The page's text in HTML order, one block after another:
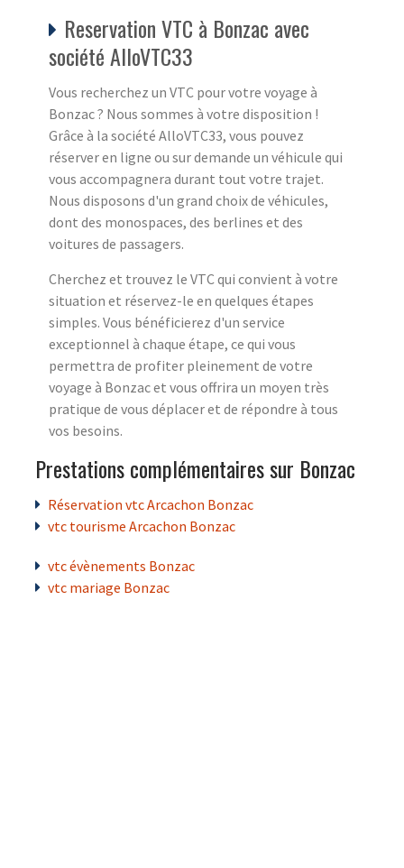
Reservation VTC à Bonzac avec
société AlloVTC33
Vous recherchez un VTC pour votre voyage à
Bonzac ? Nous sommes à votre disposition !
Grâce à la société AlloVTC33, vous pouvez
réserver en ligne ou sur demande un véhicule qui
vous accompagnera durant tout votre trajet.
Nous disposons d'un grand choix de véhicules,
dont des monospaces, des berlines et des
voitures de passagers.
Cherchez et trouvez le VTC qui convient à votre
situation et réservez-le en quelques étapes
simples. Vous bénéficierez d'un service
exceptionnel à chaque étape, ce qui vous
permettra de profiter pleinement de votre
voyage à Bonzac et vous offrira un moyen très
pratique de vous déplacer et de répondre à tous
vos besoins.
Prestations complémentaires sur Bonzac
Réservation vtc Arcachon Bonzac
vtc tourisme Arcachon Bonzac
vtc évènements Bonzac
vtc mariage Bonzac